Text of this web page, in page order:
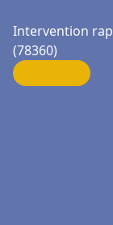
Intervention
(78360)